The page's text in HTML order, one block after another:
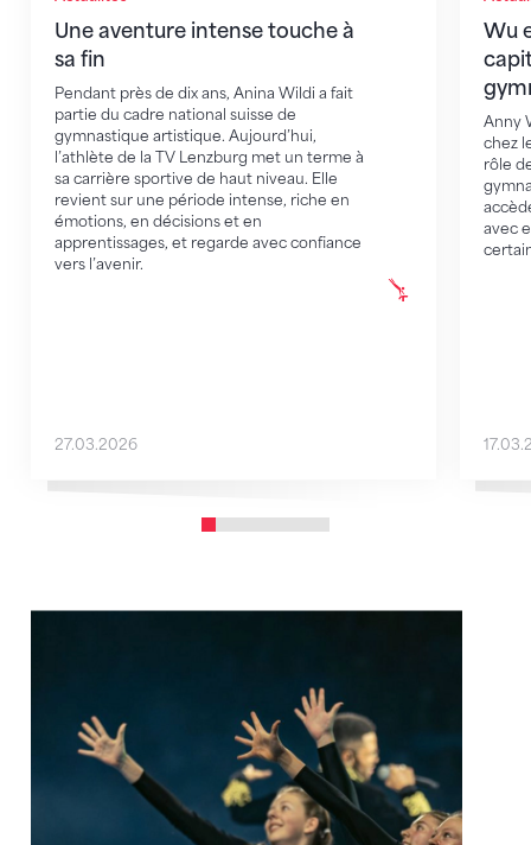
Une aventure intense touche à
sa fin
Pendant près de dix ans, Anina Wildi a fait
partie du cadre national suisse de
gymnastique artistique. Aujourd’hui,
l’athlète de la TV Lenzburg met un terme à
sa carrière sportive de haut niveau. Elle
revient sur une période intense, riche en
émotions, en décisions et en
apprentissages, et regarde avec confiance
vers l’avenir.
27.03.2026
Wu
Anny
chez
rôle
avec